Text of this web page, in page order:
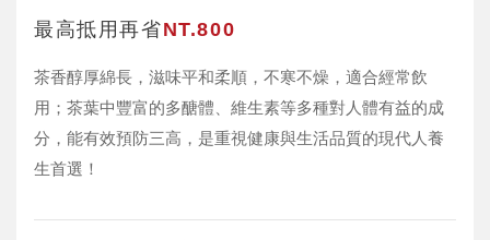
最高抵用再省NT.800
茶香醇厚綿長，滋味平和柔順，不寒不燥，適合經常飲
用；茶葉中豐富的多醣體、維生素等多種對人體有益的成
分，能有效預防三高，是重視健康與生活品質的現代人養
生首選！